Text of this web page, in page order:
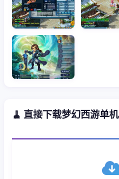
🧹 直接下载梦幻西游单机